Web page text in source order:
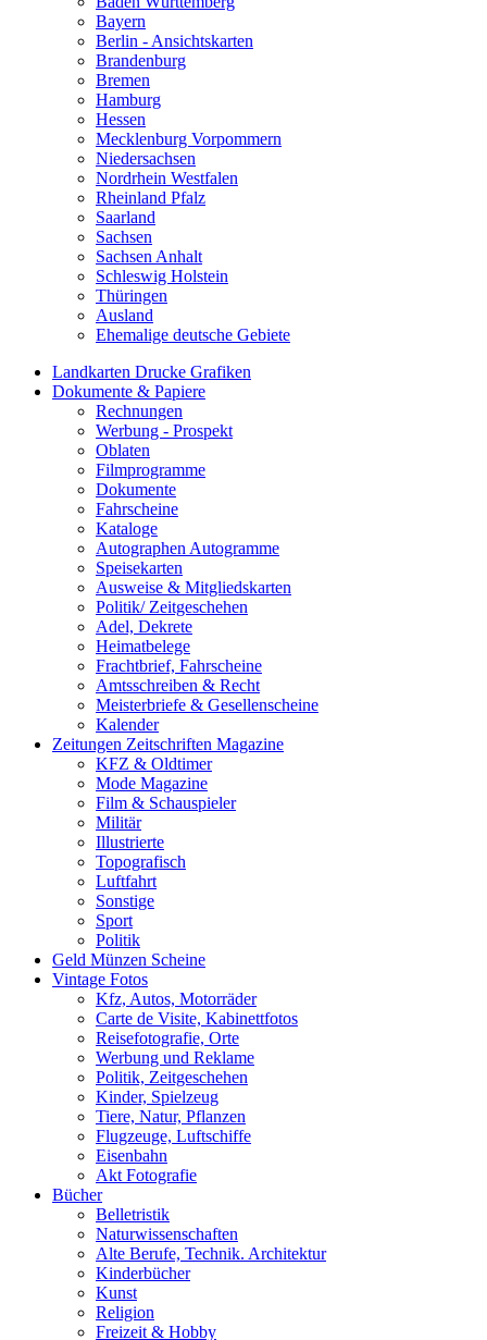
Bayern
Berlin - Ansichtskarten
Brandenburg
Bremen
Hamburg
Hessen
Mecklenburg Vorpommern
Niedersachsen
Nordrhein Westfalen
Rheinland Pfalz
Saarland
Sachsen
Sachsen Anhalt
Schleswig Holstein
Thüringen
Ausland
Ehemalige deutsche Gebiete
Landkarten Drucke Grafiken
Dokumente & Papiere
Rechnungen
Werbung - Prospekt
Oblaten
Filmprogramme
Dokumente
Fahrscheine
Kataloge
Autographen Autogramme
Speisekarten
Ausweise & Mitgliedskarten
Politik/ Zeitgeschehen
Adel, Dekrete
Heimatbelege
Frachtbrief, Fahrscheine
Amtsschreiben & Recht
Meisterbriefe & Gesellenscheine
Kalender
Zeitungen Zeitschriften Magazine
KFZ & Oldtimer
Mode Magazine
Film & Schauspieler
Militär
Illustrierte
Topografisch
Luftfahrt
Sonstige
Sport
Politik
Geld Münzen Scheine
Vintage Fotos
Kfz, Autos, Motorräder
Carte de Visite, Kabinettfotos
Reisefotografie, Orte
Werbung und Reklame
Politik, Zeitgeschehen
Kinder, Spielzeug
Tiere, Natur, Pflanzen
Flugzeuge, Luftschiffe
Eisenbahn
Akt Fotografie
Bücher
Belletristik
Naturwissenschaften
Alte Berufe, Technik. Architektur
Kinderbücher
Kunst
Religion
Freizeit & Hobby